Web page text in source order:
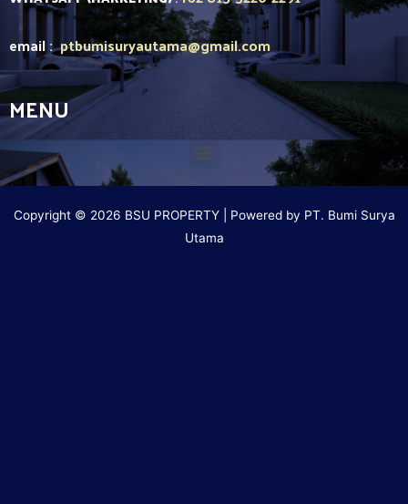
email :ptbumisuryautama@gmail.com
MENU
Copyright © 2026 BSU PROPERTY | Powered by PT. Bumi Surya
Utama